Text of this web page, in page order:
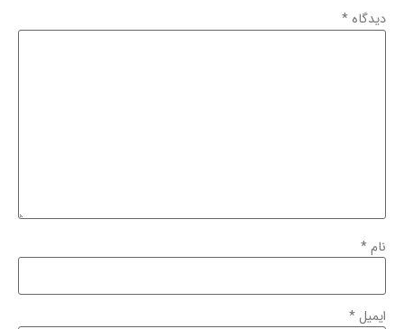
دیدگاه *
نام*
ایمیل*